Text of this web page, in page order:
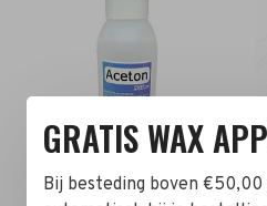
GRATIS WAX
Bij besteding boven